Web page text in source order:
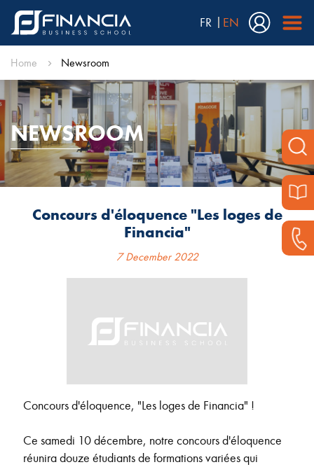
FR EN
Home Newsroom
NEWSROOM
Concours d'éloquence "Les loges de
Financia"
7 December 2022
Concours d'éloquence, "Les loges de Financia" !
Ce samedi 10 décembre, notre concours d'éloquence
réunira douze étudiants de formations variées qui